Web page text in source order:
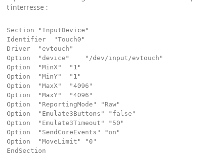
t'interresse :
Section "InputDevice"
Identifier	"Touch0"
Driver 	"evtouch"
Option 	"device"	"/dev/input/evtouch"
Option 	"MinX"	"1"
Option 	"MinY"	"1"
Option 	"MaxX"	"4096"
Option 	"MaxY"	"4096"
Option 	"ReportingMode" "Raw"
Option	"Emulate3Buttons" "false"
Option	"Emulate3Timeout" "50"
Option	"SendCoreEvents" "on"
Option	"MoveLimit" "0"
EndSection